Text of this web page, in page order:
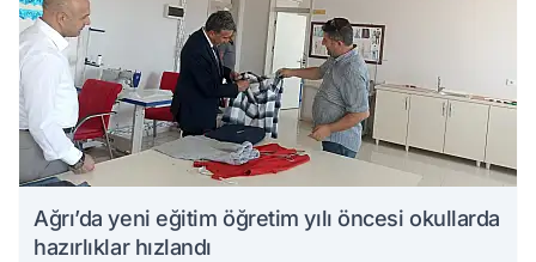
Ağrı’da yeni eğitim öğretim yılı öncesi okullarda
hazırlıklar hızlandı